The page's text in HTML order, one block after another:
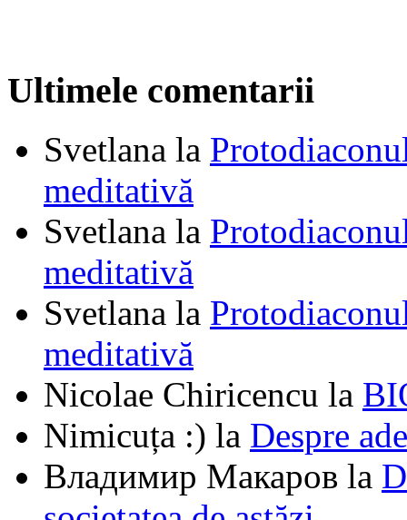
Ultimele comentarii
Svetlana la
meditativă
Svetlana la
meditativă
Svetlana la
meditativă
Nicolae Chiricencu la
Nimicuța :) la Despre
Владимир Макаров la